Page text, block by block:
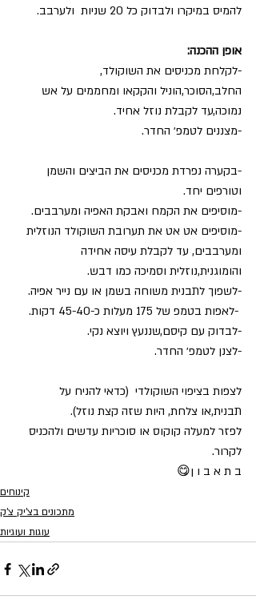
להמיס במיקרו ולבדוק כל 20 שניות  ולערבב.
אופן ההכנה:
-לקלחת מכניסים את השוקולד,
החלב,הסוכר,הוניל והקקאו ומחממים על אש
נמוכה,עד לקבלת נוזל אחיד.
-מצננים לטמפ׳ החדר.
-בקערה נפרדת מכניסים את הביצים והשמן
וטורפים יחד.
-מוסיפים את הקמח ואבקת האפיה ומערבבים.
-מוסיפים אט אט את תערובת השוקולד הנוזלית
ומערבבים, עד לקבלת עיסה אחידה
והומוגנית,נוזלית וסמיכה כמו דבש.
-לשפוך לתבנית משוחה בשמן או עם נייר אפיה.
-לבדוק עם קיסם,שננעץ ויוצא נקי.
-לצנן לטמפ׳ החדר.
לצפות בציפוי השוקולדי  (כדאי להניח על
תבנית,או צלחת, היות שזה קצת נוזל).
לפזר למעלה קוקוס או סוכריות עדשים ולהכניס
לקרור.
ב ת א ב ו ן😋
קינוחים
מתכונים בצ'יק צ'ק
עוגות ועוגיות